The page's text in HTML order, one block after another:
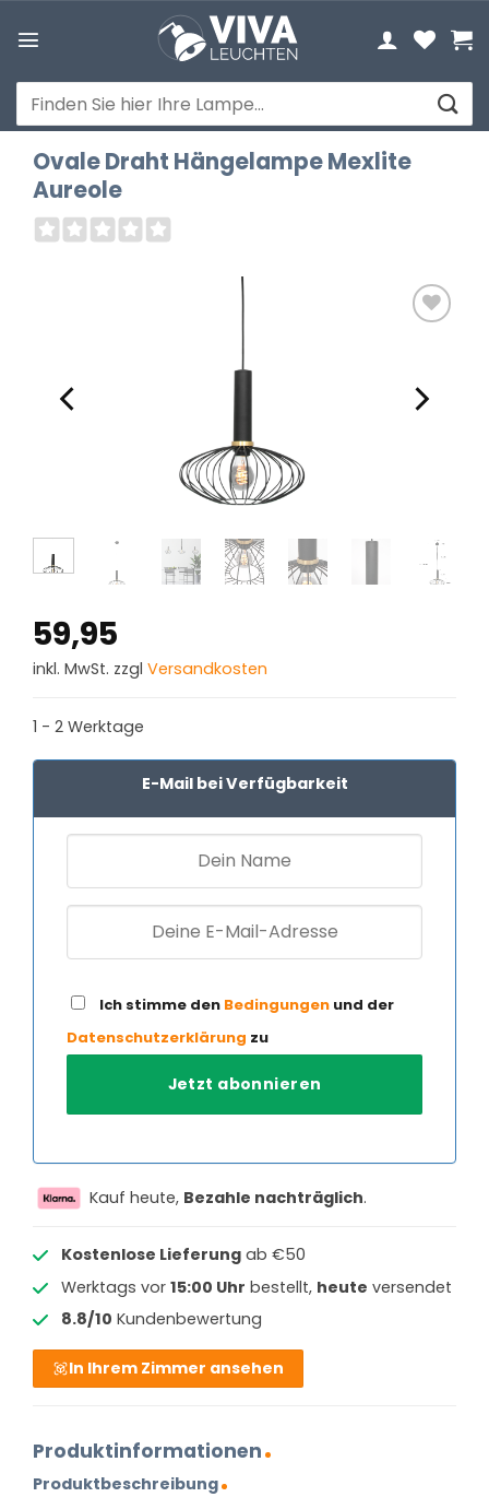
Inhalt
Suchen
nach:
Ovale Draht Hängelampe Mexlite
Aureole
59,95
inkl. MwSt. zzgl Versandkosten
1 - 2 Werktage
E-Mail bei Verfügbarkeit
Ich stimme den Bedingungen und der
Datenschutzerklärung zu
Kauf heute, Bezahle nachträglich.
Kostenlose Lieferungab €50
Werktags vor 15:00 Uhr bestellt, heute versendet
8.8/10 Kundenbewertung
In Ihrem Zimmer ansehen
Produktinformationen
Produktbeschreibung